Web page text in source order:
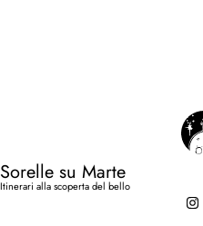
Sorelle su Marte
Itinerari alla scoperta del bello